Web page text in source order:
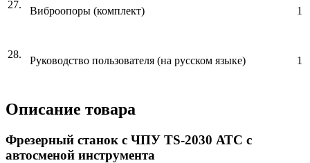
27.
Виброопоры (комплект) 1
28.
Руководство пользователя (на русском языке) 1
Описание товара
Фрезерный станок с ЧПУ TS-2030 АТС с
автосменой инструмента